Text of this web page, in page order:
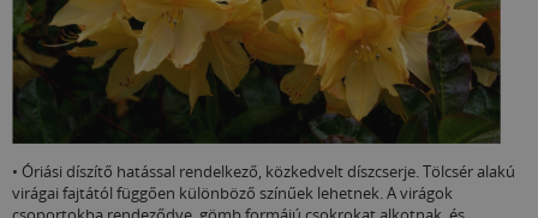
• Óriási díszítő hatással rendelkező, közkedvelt díszcserje. Tölcsér alakú
virágai fajtától függően különböző színűek lehetnek. A virágok